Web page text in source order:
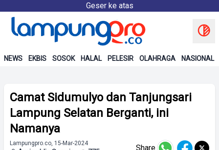
Geser ke atas
NEWS EKBIS SOSOK HALAL PELESIR OLAHRAGA NASIONAL
Camat Sidumulyo dan Tanjungsari
Lampung Selatan Berganti, ini
Namanya
Lampungpro.co, 15-Mar-2024 Share